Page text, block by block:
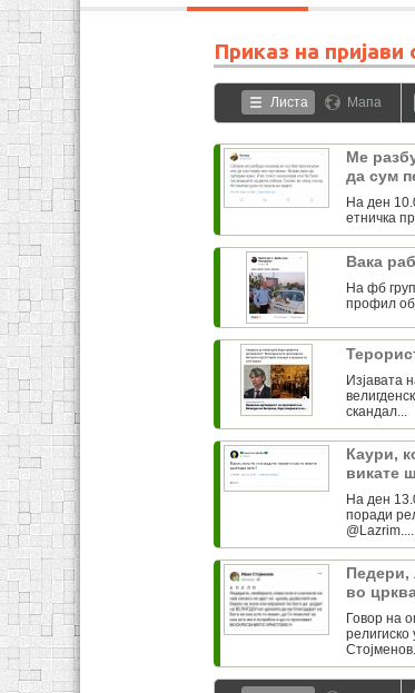
Приказ на пријави
Листа Мапа
Ме
да сум
На ден
етничка
Вака
На фб
профил
Изјавата
скандал...
Каури,
викате
На ден
поради
@Lazrim....
Педери,
во
Говор на
Стојменов...